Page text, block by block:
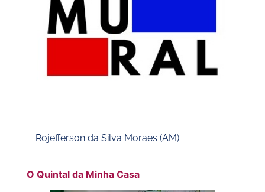
Rojefferson da Silva Moraes (AM)
O Quintal da Minha Casa